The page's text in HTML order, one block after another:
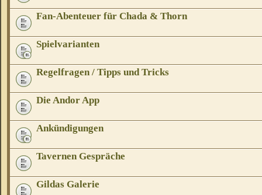
Fan-Abenteuer für Chada & Thorn
Spielvarianten
Regelfragen / Tipps und Tricks
Die Andor App
Ankündigungen
Tavernen Gespräche
Gildas Galerie